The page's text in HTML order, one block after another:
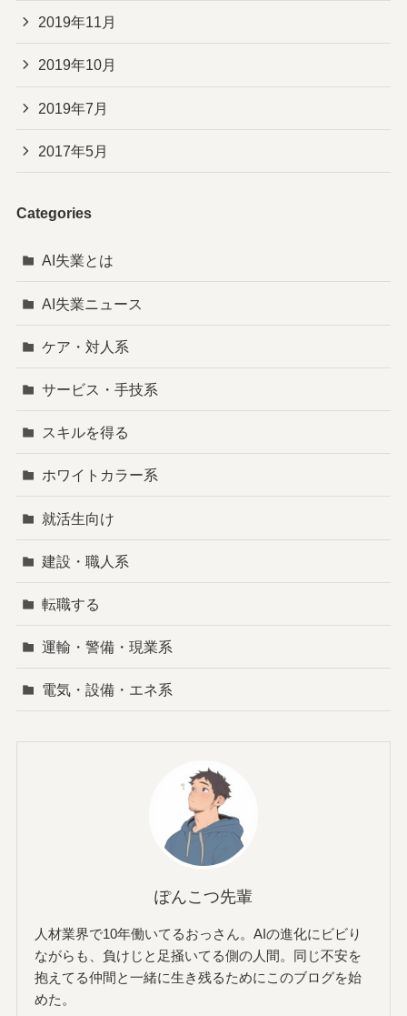
2019年11月
2019年10月
2019年7月
2017年5月
Categories
AI失業とは
AI失業ニュース
ケア・対人系
サービス・手技系
スキルを得る
ホワイトカラー系
就活生向け
建設・職人系
転職する
運輸・警備・現業系
電気・設備・エネ系
ぽんこつ先輩
人材業界で10年働いてるおっさん。AIの進化にビビり
ながらも、負けじと足掻いてる側の人間。同じ不安を
抱えてる仲間と一緒に生き残るためにこのブログを始
めた。